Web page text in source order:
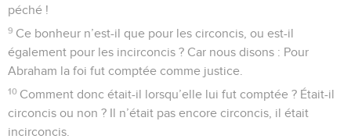
péché !
9 Ce bonheur n’est-il que pour les circoncis, ou est-il
également pour les incirconcis ? Car nous disons : Pour
Abraham la foi fut comptée comme justice.
10 Comment donc était-il lorsqu’elle lui fut comptée ? Était-il
circoncis ou non ? Il n’était pas encore circoncis, il était
incirconcis.